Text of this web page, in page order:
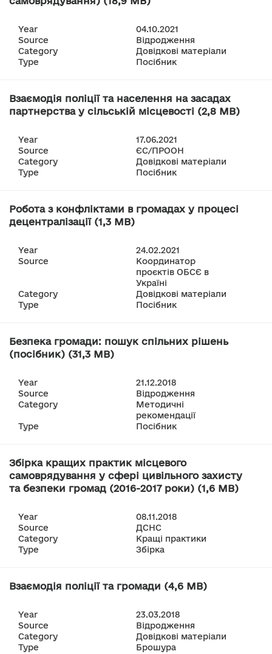
Year
04.10.2021
Source
Відродження
Category
Довідкові матеріали
Type
Посібник
Взаємодія поліції та населення на засадах
партнерства у сільській місцевості (2,8 MB)
Year
17.06.2021
Source
ЄС/ПРООН
Category
Довідкові матеріали
Type
Посібник
Робота з конфліктами в громадах у процесі
децентралізації (1,3 MB)
Year
24.02.2021
Source
Координатор
проєктів ОБСЄ в
Україні
Category
Довідкові матеріали
Type
Посібник
Безпека громади: пошук спільних рішень
(посібник) (31,3 MB)
Year
21.12.2018
Source
Відродження
Category
Методичні
рекомендації
Type
Посібник
Збірка кращих практик місцевого
самоврядування у сфері цивільного захисту
та безпеки громад (2016-2017 роки) (1,6 MB)
Year
08.11.2018
Source
ДСНС
Category
Кращі практики
Type
Збірка
Взаємодія поліції та громади (4,6 MB)
Year
23.03.2018
Source
Відродження
Category
Довідкові матеріали
Type
Брошура